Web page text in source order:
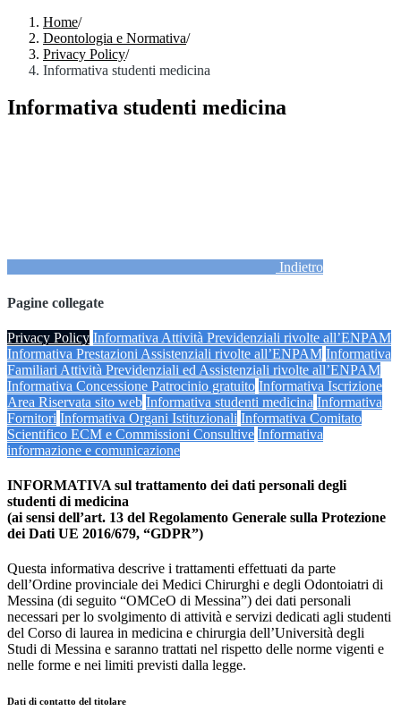
Home/
Deontologia e Normativa/
Privacy Policy/
Informativa studenti medicina
Informativa studenti medicina
Indietro
Pagine collegate
Privacy Policy Informativa Attività Previdenziali rivolte all’ENPAM
Informativa Prestazioni Assistenziali rivolte all’ENPAM Informativa
Familiari Attività Previdenziali ed Assistenziali rivolte all’ENPAM
Informativa Concessione Patrocinio gratuito Informativa Iscrizione
Area Riservata sito web Informativa studenti medicina Informativa
Fornitori Informativa Organi Istituzionali Informativa Comitato
Scientifico ECM e Commissioni Consultive Informativa
informazione e comunicazione
INFORMATIVA sul trattamento dei dati personali degli
studenti di medicina
(ai sensi dell’art. 13 del Regolamento Generale sulla Protezione
dei Dati UE 2016/679, “GDPR”)
Questa informativa descrive i trattamenti effettuati da parte
dell’Ordine provinciale dei Medici Chirurghi e degli Odontoiatri di
Messina (di seguito “OMCeO di Messina”) dei dati personali
necessari per lo svolgimento di attività e servizi dedicati agli studenti
del Corso di laurea in medicina e chirurgia dell’Università degli
Studi di Messina e saranno trattati nel rispetto delle norme vigenti e
nelle forme e nei limiti previsti dalla legge.
Dati di contatto del titolare